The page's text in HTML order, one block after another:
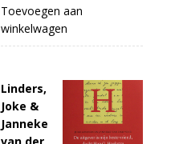
Toevoegen aan
winkelwagen
Linders,
Joke &
Janneke